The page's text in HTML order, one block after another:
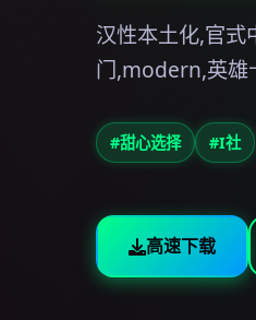
汉性本土化,官式
门,modern,英雄
#甜心选择 #I社
高速下载